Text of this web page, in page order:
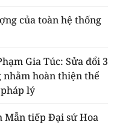
của toàn hệ thống
Gia Túc: Sửa đổi 3
hoàn thiện thể
lý
Mẫn tiếp Đại sứ Hoa